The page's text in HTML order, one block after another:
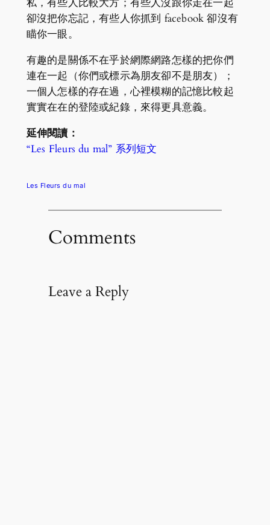
私，有些人比較大方；有些人沒跟你走在一起
卻沒把你忘記，有些人你抓到 facebook 卻沒有
瞄你一眼。
有趣的是關係不在乎於網際網路怎樣的把你們
連在一起（你們或標示為朋友卻不是朋友）；
一個人怎樣的存在過，心裡模糊的記憶比較起
實實在在的登陸或紀錄，來得更具意義。
延伸閱讀：
“Les Fleurs du mal” 系列短文
Les Fleurs du mal
Comments
Leave a Reply